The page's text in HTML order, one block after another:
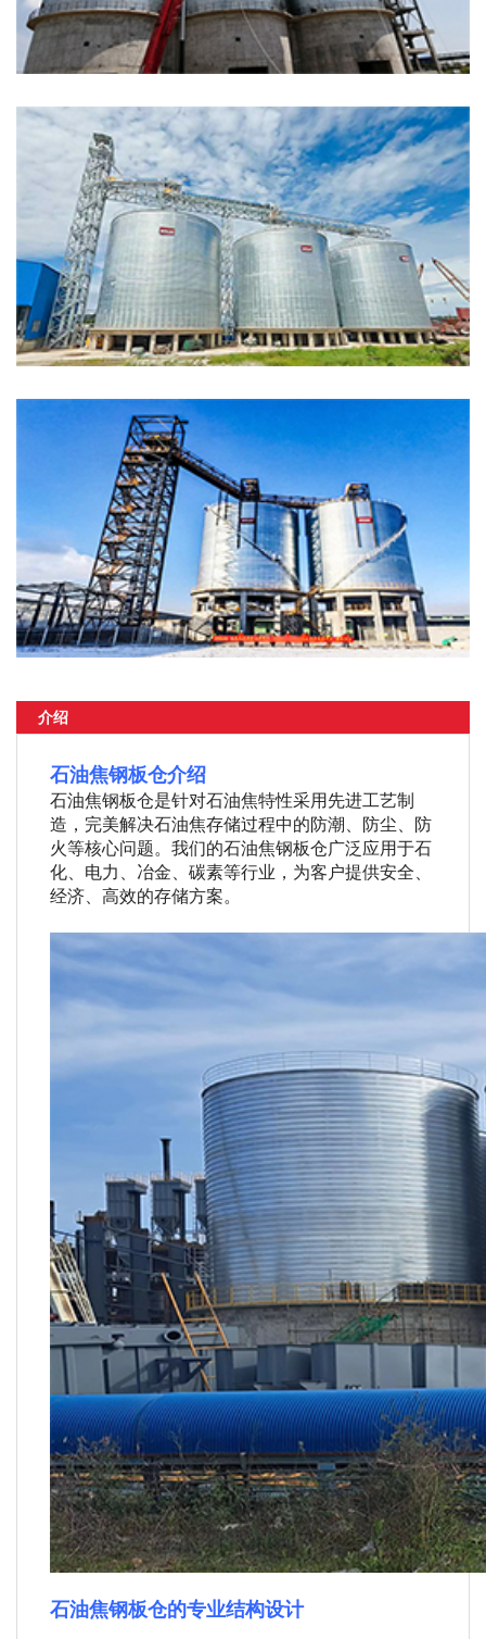
介绍
石油焦钢板仓介绍
石油焦钢板仓是针对石油焦特性采用先进工艺制
造，完美解决石油焦存储过程中的防潮、防尘、防
火等核心问题。我们的石油焦钢板仓广泛应用于石
化、电力、冶金、碳素等行业，为客户提供安全、
经济、高效的存储方案。
石油焦钢板仓的专业结构设计